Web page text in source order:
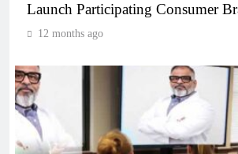
Launch Participating Consumer
12 months ago